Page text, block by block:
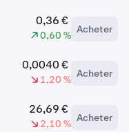
0,36 €
0,60 %
Acheter
0,0040 €
1,20 %
Acheter
26,69 €
2,10 %
Acheter